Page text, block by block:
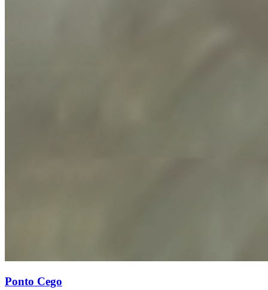
Ponto Cego